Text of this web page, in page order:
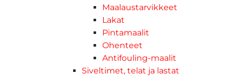
Maalaustarvikkeet
Lakat
Pintamaalit
Ohenteet
Antifouling-maalit
Siveltimet, telat ja lastat